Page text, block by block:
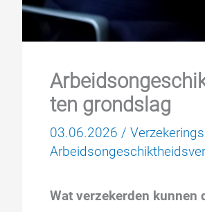
ten grondslag
03.06.2026 /
Wat verzekerden